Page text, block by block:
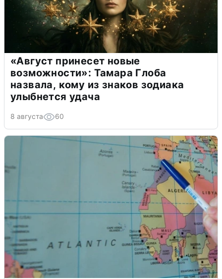
«Август принесет новые
возможности»: Тамара Глоба
назвала, кому из знаков зодиака
улыбнется удача
8 августа 60